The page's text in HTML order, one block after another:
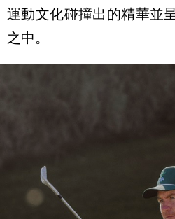
運動文化碰撞出的精華並
之中。